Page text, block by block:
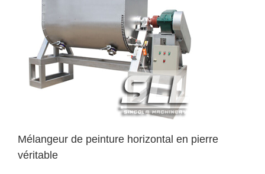
Mélangeur de peinture horizontal en pierre
véritable